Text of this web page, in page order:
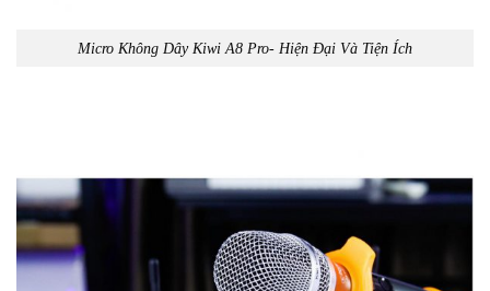
Micro Không Dây Kiwi A8 Pro- Hiện Đại Và Tiện Ích